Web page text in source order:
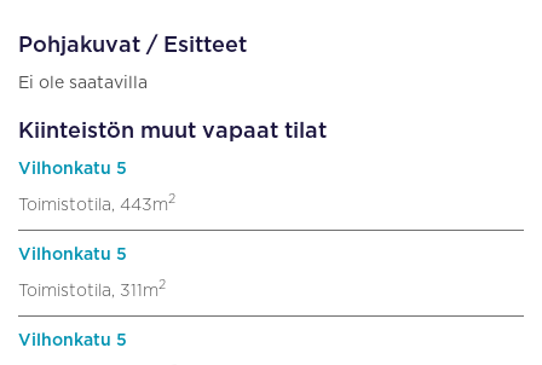
Pohjakuvat / Esitteet
Ei ole saatavilla
Kiinteistön muut vapaat tilat
Vilhonkatu 5
Toimistotila, 443m2
Vilhonkatu 5
Toimistotila, 311m2
Vilhonkatu 5